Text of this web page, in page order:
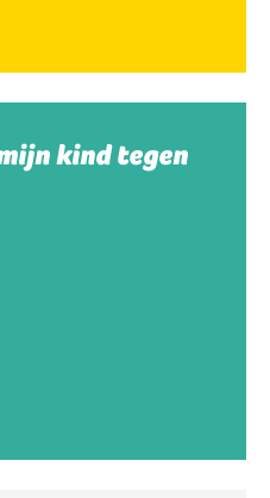
kind tegen